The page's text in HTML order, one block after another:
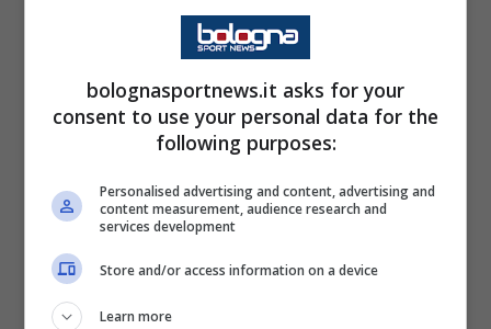
Ne combina una più di
Bertoldo e tutte nella
stessa direzione. La mano
di Beukema da cui nasce il
penalty dell’1-0 è figlia del
‘Varismo’ più sfrenato:
l’olandese non snatura il
movimento del braccio per
bolognasportnews.it asks for your
consent to use your personal data for the
following purposes:
Personalised advertising and content, advertising and
content measurement, audience research and
services development
Store and/or access information on a device
Learn more